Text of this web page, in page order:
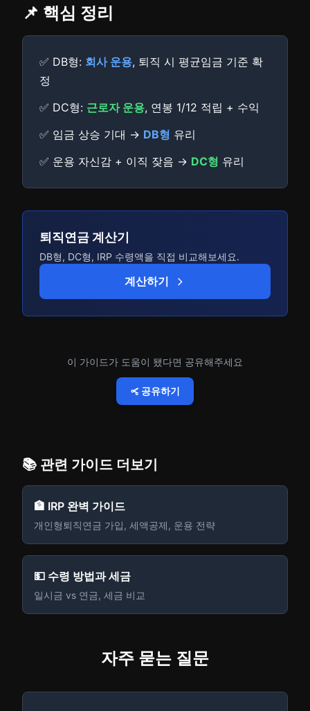
📌 핵심 정리
✅ DB형: 회사 운용, 퇴직 시 평균임금 기준 확
정
✅ DC형: 근로자 운용, 연봉 1/12 적립 + 수익
✅ 임금 상승 기대 → DB형 유리
✅ 운용 자신감 + 이직 잦음 → DC형 유리
퇴직연금 계산기
DB형, DC형, IRP 수령액을 직접 비교해보세요.
계산하기
이 가이드가 도움이 됐다면 공유해주세요
공유하기
📚 관련 가이드 더보기
🏦 IRP 완벽 가이드
개인형퇴직연금 가입, 세액공제, 운용 전략
💵 수령 방법과 세금
일시금 vs 연금, 세금 비교
자주 묻는 질문